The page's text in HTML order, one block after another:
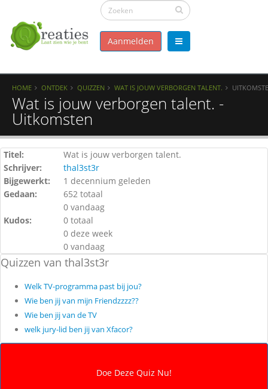
Aanmelden
HOME ONTDEK QUIZZEN WAT IS JOUW VERBORGEN TALENT.
Wat is jouw verborgen talent. -
Uitkomsten
Titel:
Wat is jouw verborgen talent.
Schrijver:
thal3st3r
Bijgewerkt:
1 decennium geleden
Gedaan:
652 totaal
0 vandaag
Kudos:
0 totaal
0 deze week
0 vandaag
Quizzen van thal3st3r
Welk TV-programma past bij jou?
Wie ben jij van mijn Friendzzzz??
Wie ben jij van de TV
welk jury-lid ben jij van Xfacor?